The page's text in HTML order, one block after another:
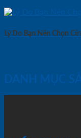
Lý Do Bạn Nên Chọn
DANH MỤC